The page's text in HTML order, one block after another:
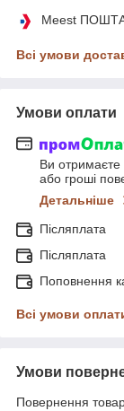
Meest
Всі умови
Умови оплати
Ви
або гроші
Детальніше
Післяплата
Післяплата
Поповнення
Всі умови
Умови
Повернення